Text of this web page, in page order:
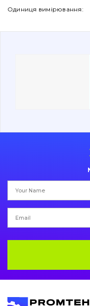
Vacancies
Bucket and adapters
Pins and bushings
Hydraulics
написати
Одиниця вимірювання: